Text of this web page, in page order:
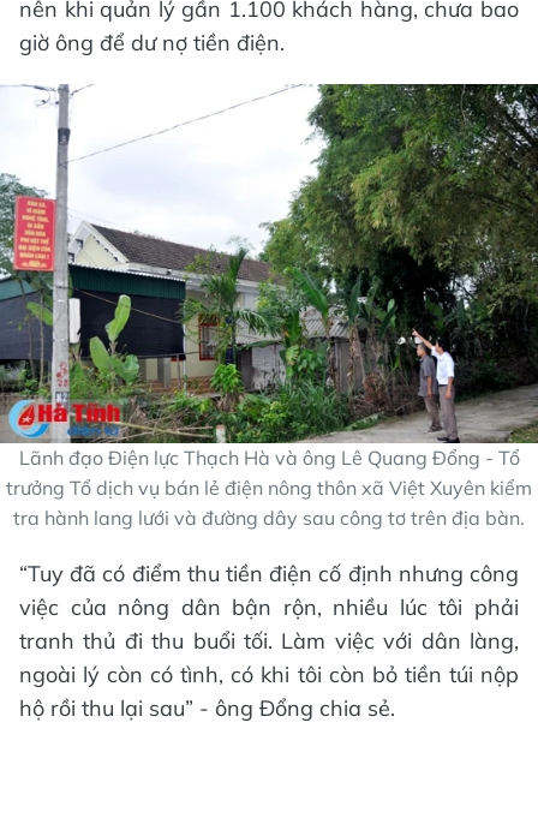
nên khi quản lý gần 1.100 khách hàng, chưa bao
giờ ông để dư nợ tiền điện.
Lãnh đạo Điện lực Thạch Hà và ông Lê Quang Đổng - Tổ
trưởng Tổ dịch vụ bán lẻ điện nông thôn xã Việt Xuyên kiểm
tra hành lang lưới và đường dây sau công tơ trên địa bàn.
“Tuy đã có điểm thu tiền điện cố định nhưng công
việc của nông dân bận rộn, nhiều lúc tôi phải
tranh thủ đi thu buổi tối. Làm việc với dân làng,
ngoài lý còn có tình, có khi tôi còn bỏ tiền túi nộp
hộ rồi thu lại sau” - ông Đổng chia sẻ.